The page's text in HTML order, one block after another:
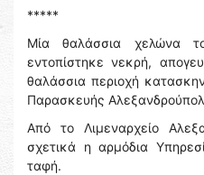
*****
Μία θαλάσσια χελώνα
εντοπίστηκε νεκρή,
θαλάσσια περιοχή
Παρασκευής
Από το Λιμεναρχείο
σχετικά η αρμόδια
ταφή.